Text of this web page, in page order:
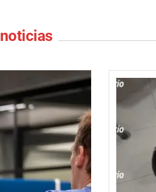
noticias